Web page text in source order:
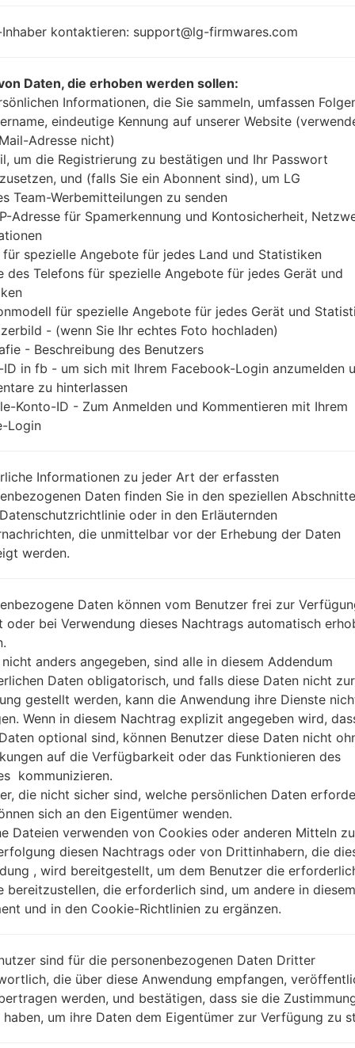
Qualcomm
MSM8974
2GB
Buy accessories on Amazon
Startseite →Serie →LG G2 LTE →LGD800T
kontaktieren: support@lg-firmwares.com
Daten, die erhoben werden sollen:
Informationen, die Sie sammeln, umfassen
eindeutige Kennung auf unserer Website
Adresse nicht)
um die Registrierung zu bestätigen und Ihr Passwort
und (falls Sie ein Abonnent sind), um LG
Team-Werbemitteilungen zu senden
Adresse für Spamerkennung und Kontosicherheit,
für spezielle Angebote für jedes Land und Statistiken
des Telefons für spezielle Angebote für jedes Gerät und
für spezielle Angebote für jedes Gerät und
- (wenn Sie Ihr echtes Foto hochladen)
- Beschreibung des Benutzers
ID in fb - um sich mit Ihrem Facebook-Login anzumelden
zu hinterlassen
Konto-ID - Zum Anmelden und Kommentieren mit Ihrem
Login
Informationen zu jeder Art der erfassten
Daten finden Sie in den speziellen
oder in den Erläuternden
die unmittelbar vor der Erhebung der Daten
werden.
Daten können vom Benutzer frei zur
oder bei Verwendung dieses Nachtrags automatisch
anders angegeben, sind alle in diesem Addendum
Daten obligatorisch, und falls diese Daten nicht zur
gestellt werden, kann die Anwendung ihre Dienste
Wenn in diesem Nachtrag explizit angegeben wird,
optional sind, können Benutzer diese Daten nicht
auf die Verfügbarkeit oder das Funktionieren des
kommunizieren.
die nicht sicher sind, welche persönlichen Daten
sich an den Eigentümer wenden.
Dateien verwenden von Cookies oder anderen Mitteln
diesen Nachtrags oder von Drittinhabern, die
, wird bereitgestellt, um dem Benutzer die
bereitzustellen, die erforderlich sind, um andere in diesem
und in den Cookie-Richtlinien zu ergänzen.
sind für die personenbezogenen Daten Dritter
die über diese Anwendung empfangen,
werden, und bestätigen, dass sie die
um ihre Daten dem Eigentümer zur Verfügung zu